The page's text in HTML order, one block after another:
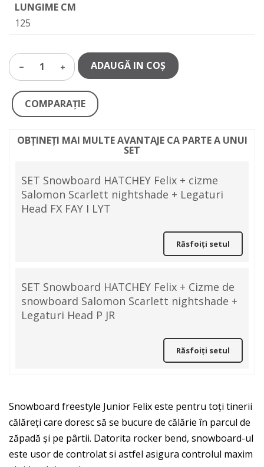
LUNGIME CM
125
1 ADAUGĂ IN COŞ
COMPARAŢIE
OBȚINEȚI MAI MULTE AVANTAJE CA PARTE A UNUI
SET
SET Snowboard HATCHEY Felix + cizme
Salomon Scarlett nightshade + Legaturi
Head FX FAY I LYT
Răsfoiți setul
SET Snowboard HATCHEY Felix + Cizme de
snowboard Salomon Scarlett nightshade +
Legaturi Head P JR
Răsfoiți setul
Snowboard freestyle Junior Felix este pentru toți tinerii
călăreți care doresc să se bucure de călărie în parcul de
zăpadă și pe pârtii. Datorita rocker bend, snowboard-ul
este usor de controlat si astfel asigura controlul maxim